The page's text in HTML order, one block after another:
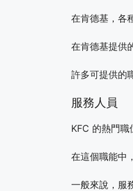
在肯德基，各
在肯德基提供
許多可提供的
服務人員
KFC 的熱門職
在這個職能中
一般來說，服